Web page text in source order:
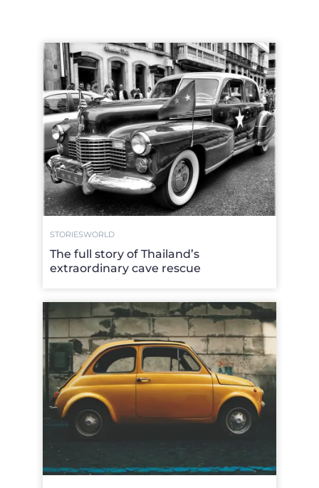
STORIESWORLD
The full story of Thailand’s
extraordinary cave rescue